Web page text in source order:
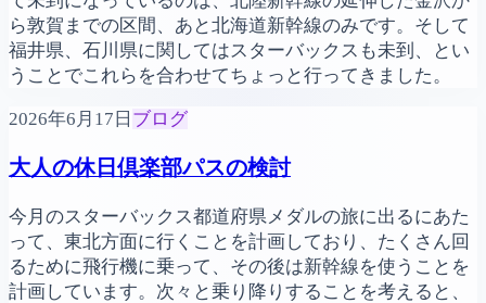
ら敦賀までの区間、あと北海道新幹線のみです。そして
福井県、石川県に関してはスターバックスも未到、とい
うことでこれらを合わせてちょっと行ってきました。
2026年6月17日 ブログ
大人の休日倶楽部パスの検討
今月のスターバックス都道府県メダルの旅に出るにあた
って、東北方面に行くことを計画しており、たくさん回
るために飛行機に乗って、その後は新幹線を使うことを
計画しています。次々と乗り降りすることを考えると、